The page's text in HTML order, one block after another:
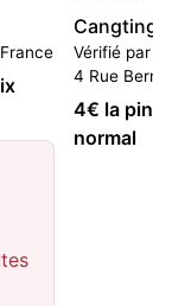
Cangting
Vérifié par 0
4 Rue
4€ la pinte
normal